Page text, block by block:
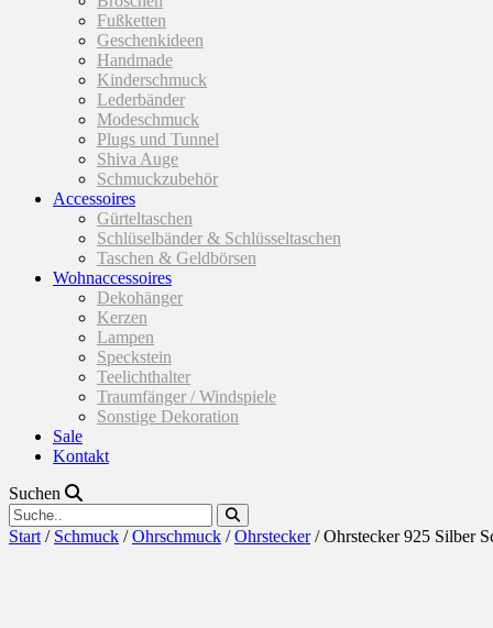
Fußketten
Geschenkideen
Handmade
Kinderschmuck
Lederbänder
Modeschmuck
Plugs und Tunnel
Shiva Auge
Schmuckzubehör
Accessoires
Gürteltaschen
Schlüselbänder & Schlüsseltaschen
Taschen & Geldbörsen
Wohnaccessoires
Dekohänger
Kerzen
Lampen
Speckstein
Teelichthalter
Traumfänger / Windspiele
Sonstige Dekoration
Sale
Kontakt
Suchen
Start / Schmuck /Ohrschmuck /Ohrstecker/ Ohrstecker 925 Silber